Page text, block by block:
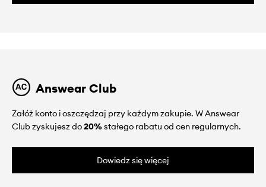
Answear Club
Załóż konto i oszczędzaj przy każdym zakupie. W Answear
Club zyskujesz do20%stałego rabatu od cen regularnych.
Dowiedz się więcej